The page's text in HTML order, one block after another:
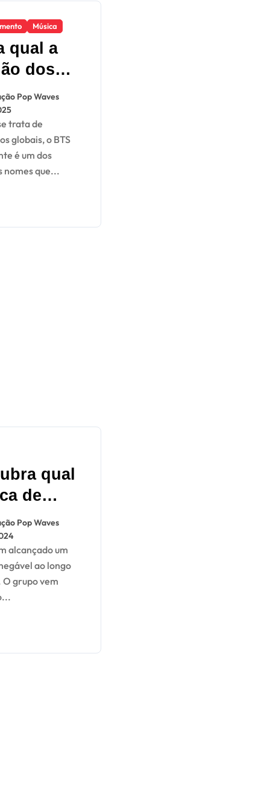
Música
qual a
dos
coreanos
o BTS
Pop Waves
globais, o BTS
é um dos
nomes que...
qual
de
e V, do
em
da
Pop Waves
ao longo
O grupo vem